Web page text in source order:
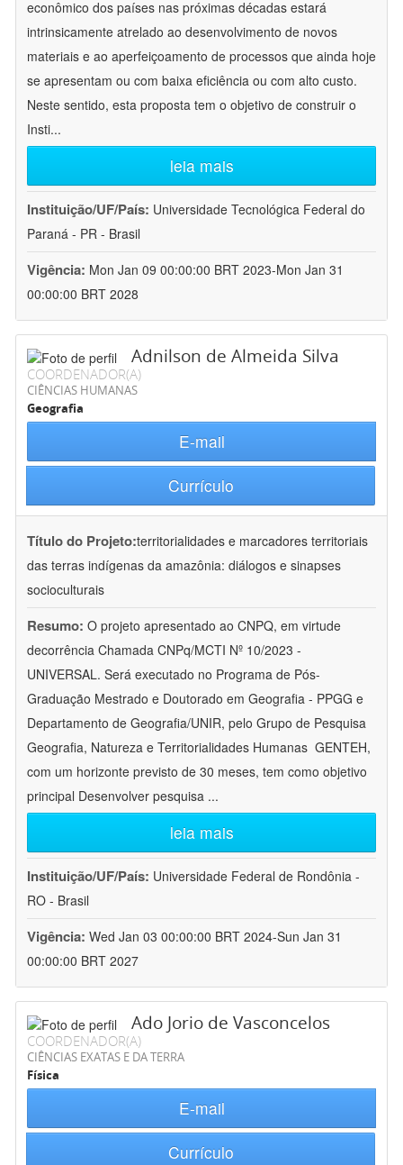
econômico dos países nas próximas décadas estará
intrinsicamente atrelado ao desenvolvimento de novos
materiais e ao aperfeiçoamento de processos que ainda hoje
se apresentam ou com baixa eficiência ou com alto custo.
Neste sentido, esta proposta tem o objetivo de construir o
Insti...
leia mais
Instituição/UF/País: Universidade Tecnológica Federal do
Paraná - PR - Brasil
Vigência: Mon Jan 09 00:00:00 BRT 2023-Mon Jan 31
00:00:00 BRT 2028
Adnilson de Almeida Silva
COORDENADOR(A)
CIÊNCIAS HUMANAS
Geografia
E-mail
Currículo
Título do Projeto:territorialidades e marcadores territoriais
das terras indígenas da amazônia: diálogos e sinapses
socioculturais
Resumo: O projeto apresentado ao CNPQ, em virtude
decorrência Chamada CNPq/MCTI Nº 10/2023 -
UNIVERSAL. Será executado no Programa de Pós-
Graduação Mestrado e Doutorado em Geografia - PPGG e
Departamento de Geografia/UNIR, pelo Grupo de Pesquisa
Geografia, Natureza e Territorialidades Humanas  GENTEH,
com um horizonte previsto de 30 meses, tem como objetivo
principal Desenvolver pesquisa ...
leia mais
Instituição/UF/País: Universidade Federal de Rondônia -
RO - Brasil
Vigência: Wed Jan 03 00:00:00 BRT 2024-Sun Jan 31
00:00:00 BRT 2027
Ado Jorio de Vasconcelos
COORDENADOR(A)
CIÊNCIAS EXATAS E DA TERRA
Física
E-mail
Currículo